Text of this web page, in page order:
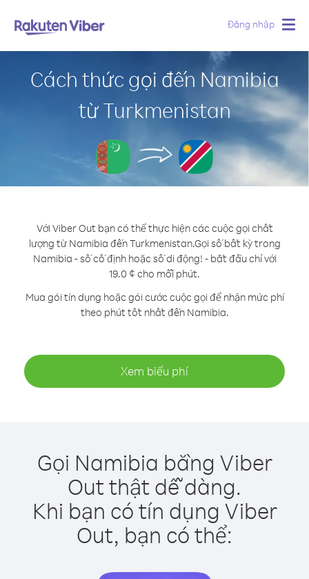
Đăng nhập
Cách thức gọi đến Namibia
từ Turkmenistan
Với Viber Out bạn có thể thực hiện các cuộc gọi chất
lượng từ Namibia đến Turkmenistan.Gọi số bất kỳ trong
Namibia - số cố định hoặc số di động! - bắt đầu chỉ với
19.0 ¢ cho mỗi phút.
Mua gói tín dụng hoặc gói cước cuộc gọi để nhận mức phí
theo phút tốt nhất đến Namibia.
Xem biểu phí
Gọi Namibia bằng Viber
Out thật dễ dàng.
Khi bạn có tín dụng Viber
Out, bạn có thể: